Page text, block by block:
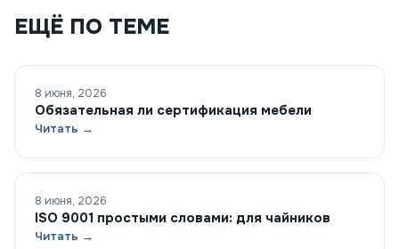
ЕЩЁ ПО ТЕМЕ
8 июня, 2026
Обязательная ли сертификация мебели
Читать →
8 июня, 2026
ISO 9001 простыми словами: для чайников
Читать →